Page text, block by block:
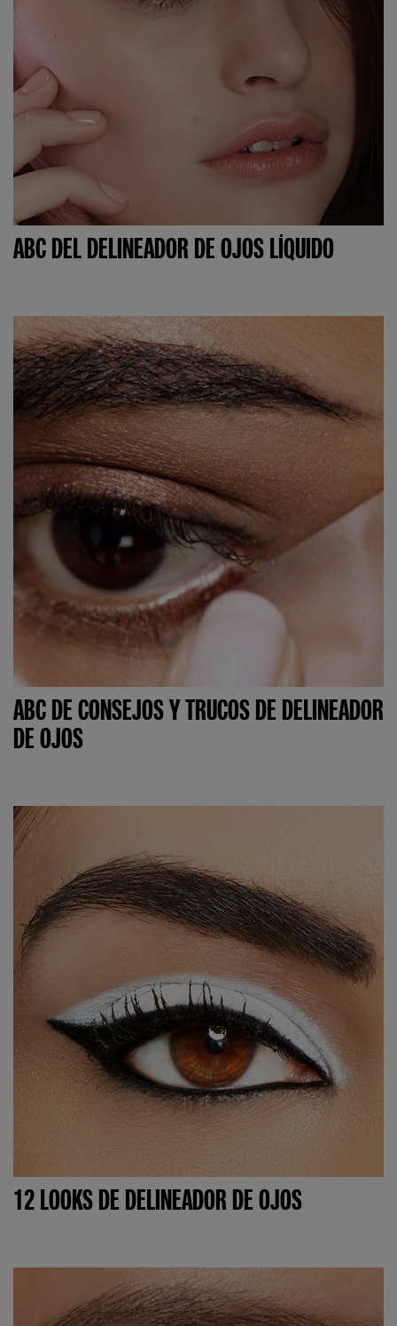
ABC DEL DELINEADOR DE OJOS LÍQUIDO
ABC DE CONSEJOS Y TRUCOS DE DELINEADOR
DE OJOS
12 LOOKS DE DELINEADOR DE OJOS